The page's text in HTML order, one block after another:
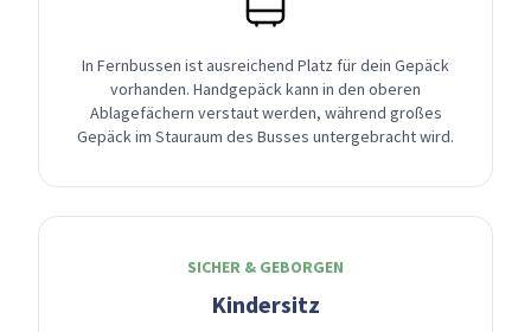
In Fernbussen ist ausreichend Platz für dein Gepäck
vorhanden. Handgepäck kann in den oberen
Ablagefächern verstaut werden, während großes
Gepäck im Stauraum des Busses untergebracht wird.
SICHER & GEBORGEN
Kindersitz